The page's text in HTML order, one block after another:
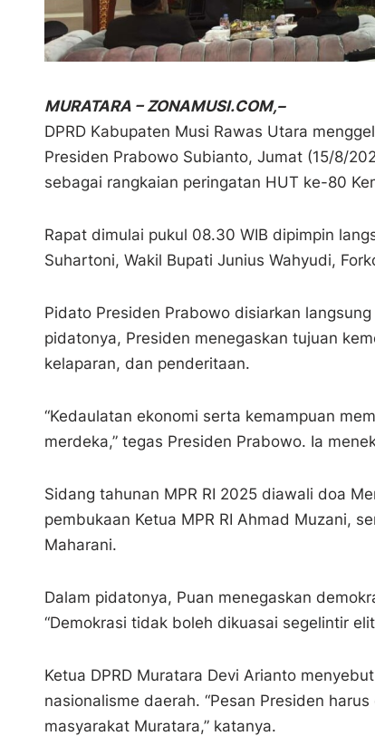
MURATARA – ZONAMUSI.COM,–
DPRD Kabupaten Musi Rawas Utara
Presiden Prabowo Subianto, Jumat (15/8/
sebagai rangkaian peringatan HUT ke-80
Rapat dimulai pukul 08.30 WIB dipimpin
Suhartoni, Wakil Bupati Junius Wahyudi,
Pidato Presiden Prabowo disiarkan
pidatonya, Presiden menegaskan tujuan
kelaparan, dan penderitaan.
“Kedaulatan ekonomi serta kemampuan
merdeka,” tegas Presiden Prabowo. Ia
Sidang tahunan MPR RI 2025 diawali doa
pembukaan Ketua MPR RI Ahmad Muzani,
Maharani.
Dalam pidatonya, Puan menegaskan
“Demokrasi tidak boleh dikuasai segelintir
Ketua DPRD Muratara Devi Arianto
nasionalisme daerah. “Pesan Presiden
masyarakat Muratara,” katanya.